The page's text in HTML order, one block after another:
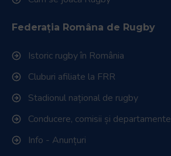
Federația Româna de Rugby
Istoric rugby în România
Cluburi afiliate la FRR
Stadionul național de rugby
Conducere, comisii și departamente
Info - Anunțuri